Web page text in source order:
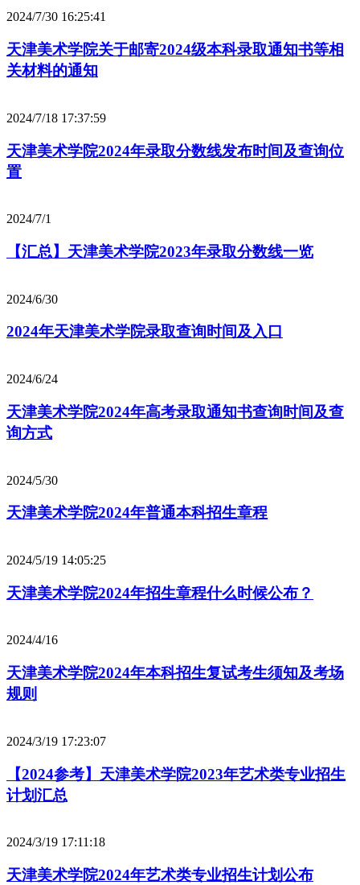
2024/7/30 16:25:41
天津美术学院关于邮寄2024级本科录取通知书等相
关材料的通知
2024/7/18 17:37:59
天津美术学院2024年录取分数线发布时间及查询位
置
2024/7/1
【汇总】天津美术学院2023年录取分数线一览
2024/6/30
2024年天津美术学院录取查询时间及入口
2024/6/24
天津美术学院2024年高考录取通知书查询时间及查
询方式
2024/5/30
天津美术学院2024年普通本科招生章程
2024/5/19 14:05:25
天津美术学院2024年招生章程什么时候公布？
2024/4/16
天津美术学院2024年本科招生复试考生须知及考场
规则
2024/3/19 17:23:07
【2024参考】天津美术学院2023年艺术类专业招生
计划汇总
2024/3/19 17:11:18
天津美术学院2024年艺术类专业招生计划公布